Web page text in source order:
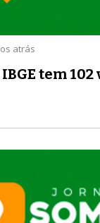
atrás
tem 102